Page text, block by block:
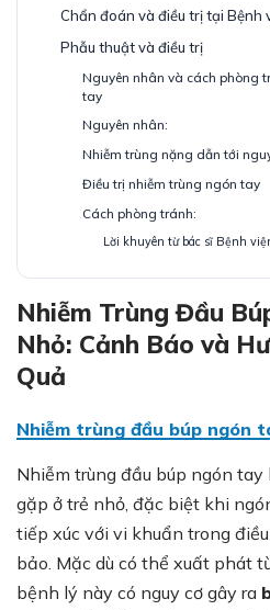
Chẩn đoán và điều trị tại Bệnh
Phẫu thuật và điều trị
Nguyên nhân và cách phòng
tay
Nguyên nhân:
Nhiễm trùng nặng dẫn tới
Điều trị nhiễm trùng ngón tay
Cách phòng tránh:
Lời khuyên từ bác sĩ Bệnh
Nhiễm Trùng Đầu
Nhỏ: Cảnh Báo và
Quả
Nhiễm trùng đầu búp ngón
Nhiễm trùng đầu búp ngón
gặp ở trẻ nhỏ, đặc biệt khi
tiếp xúc với vi khuẩn trong
bảo. Mặc dù có thể xuất phát
bệnh lý này có nguy cơ gây ra